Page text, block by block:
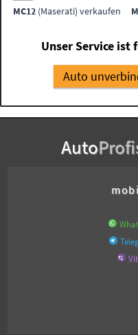
MC12 (Maserati) verkaufen
Unser Service ist
Auto
Auto